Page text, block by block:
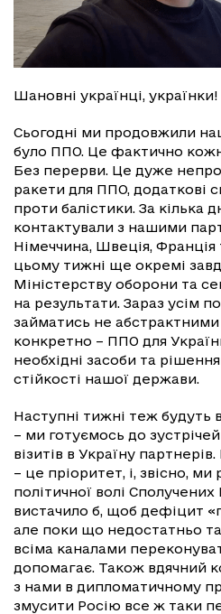
Шановні українці, українки!
Сьогодні ми продовжили
було ППО. Це фактично
Без перерви. Це дуже
ракети для ППО, додаткові
проти балістики. За кілька
контактували з нашими
Німеччина, Швеція,
цьому тижні ще окремі
Міністерству оборони та
на результати. Зараз усім
займатись не
конкретно – ППО для
необхідні засоби та
стійкості нашої держави.
Наступні тижні теж
– ми готуємось до
візитів в Україну
– це пріоритет, і, звісно,
політичної волі
вистачило б, щоб дефіцит
але поки що недостатньо
всіма каналами
допомагає. Також вдячний
з нами в дипломатичному
змусити Росію все ж таки